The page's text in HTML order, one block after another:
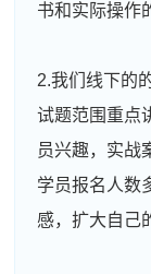
书和实际操作
2.我们线下的
试题范围重点
员兴趣，实战
学员报名人数
感，扩大自己